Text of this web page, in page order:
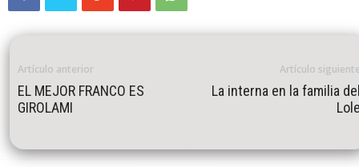
Artículo anterior
EL MEJOR FRANCO ES
GIROLAMI
Artículo
La interna en la familia